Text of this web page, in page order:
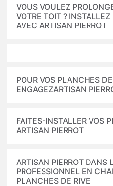
VOUS VOULEZ
VOTRE TOIT ?
AVEC ARTISAN PIERROT
POUR VOS PLANCHES
ENGAGEZARTISAN
FAITES-INSTALLER VOS
ARTISAN PIERROT
ARTISAN PIERROT DANS
PROFESSIONNEL EN
PLANCHES DE RIVE